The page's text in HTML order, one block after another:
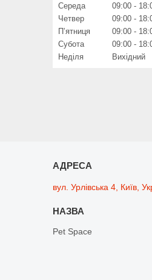
Середа
09:00
Четвер
09:00
Пʼятниця
09:00
Субота
09:00
Неділя
Вихідний
вул. Урлівська 4, Київ,
Pet Space